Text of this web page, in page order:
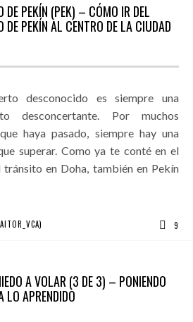
DE PEKÍN (PEK) – CÓMO IR DEL
DE PEKÍN AL CENTRO DE LA CIUDAD
desconocido es siempre una
desconcertante. Por muchos
haya pasado, siempre hay una
superar. Como ya te conté en el
en Doha, también en Pekín
9
A VOLAR (3 DE 3) – PONIENDO
LO APRENDIDO